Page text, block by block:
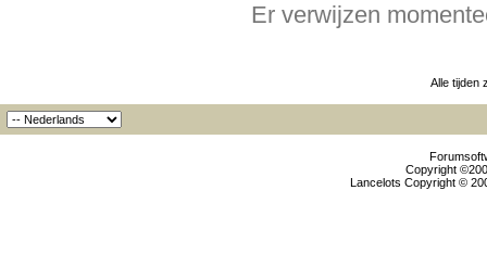
Er verwijzen
Alle tijden
Copyright
Lancelots Copyright ©